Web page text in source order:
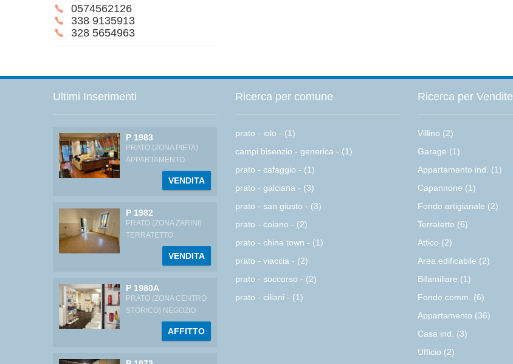
0574562126
338 9135913
328 5654963
Ultimi Inserimenti
P 1983
PRATO (ZONA PIETA)
APPARTAMENTO
VENDITA
P 1982
PRATO (ZONA ZARINI)
TERRATETTO
VENDITA
P 1980A
PRATO (ZONA CENTRO
STORICO) NEGOZIO
AFFITTO
Ricerca per comune
prato - iolo - (1)
campi bisenzio - generica - (1)
prato - cafaggio - (1)
prato - galciana - (3)
prato - san giusto - (3)
prato - coiano - (2)
prato - china town - (1)
prato - viaccia - (2)
prato - soccorso - (2)
prato - ciliani - (1)
Ricerca per Vendite
Villino (2)
Garage (1)
Appartamento ind. (1)
Capannone (1)
Fondo artigianale (2)
Terratetto (6)
Attico (2)
Area edificabile (2)
Bifamiliare (1)
Fondo comm. (6)
Appartamento (36)
Casa ind. (3)
Ufficio (2)